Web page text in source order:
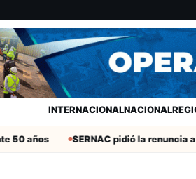
INTERNACIONALNACIONAL
50 años SERNAC pidió la renuncia